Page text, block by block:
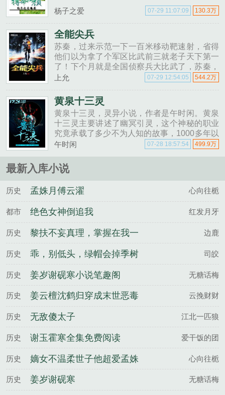
杨子之爱 130.3万
07-29 11:07:09
全能尖兵
苏秦，过来示范一下一百米移动靶速射，省得
他们以为拿了个军区比武前三就老子天下第一
了！下个月就是全国侦察兵大比武了，苏秦，
去给我把全国第一拿回来！喂，老张，把你们
带我们的海军陆战队！......
上允 544.2万
07-29 12:54:05
黄泉十三灵
黄泉十三灵，灵异小说，作者是午时闲。黄泉
十三灵主要讲述了幽冥引灵，这个神秘的职业
究竟承载了多少不为人知的故事，1000多年以
前的那场变故究竟是怎样的？幽冥引灵者为什
什么会将这个职业传给周跃......
午时闲 499.9万
07-28 18:57:54
最新入库小说
历史 孟姝月傅云濯 心向往栀
都市 绝色女神倒追我 红发月牙
历史
黎扶不妄真理，掌握在我一
剑之内百度云
边鹿
历史
乖，别低头，绿帽会掉季树
宋涧雪全文完整版
司皎
历史 姜岁谢砚寒小说笔趣阁 无糖话梅
历史
姜云檀沈鹤归穿成末世恶毒
女配后成香饽饽了百度云
云挽财财
历史 无敌傻太子 江北一匹狼
历史 谢玉霍寒全集免费阅读 爱干饭的团
历史
嫡女不温柔世子他超爱孟姝
月傅云濯全文完整版
心向往栀
历史 姜岁谢砚寒 无糖话梅